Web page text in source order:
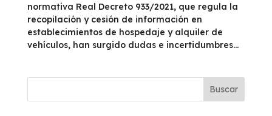
normativa Real Decreto 933/2021, que regula la
recopilación y cesión de información en
establecimientos de hospedaje y alquiler de
vehículos, han surgido dudas e incertidumbres...
Buscar